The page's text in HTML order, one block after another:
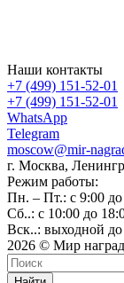
Наши контакты
+7 (499) 151-52-01
+7 (499) 151-52-01
WhatsApp
Telegram
moscow@mir-
г. Москва,
Режим работы:
Пн. – Пт.: с 9:00 до
Сб..: с 10:00 до
Вск..: выходной до
2026 © Мир